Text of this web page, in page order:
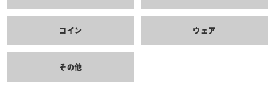
コイン ウェア
その他